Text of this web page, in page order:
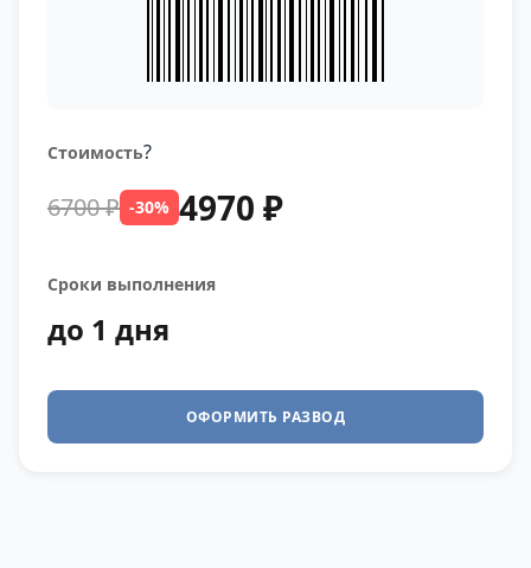
Стоимость?
6700 ₽ -30% 4970 ₽
Сроки выполнения
до 1 дня
ОФОРМИТЬ РАЗВОД